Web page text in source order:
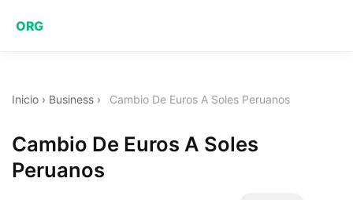
ORG
Inicio › Business › Cambio De Euros A Soles Peruanos
Cambio De Euros A Soles
Peruanos